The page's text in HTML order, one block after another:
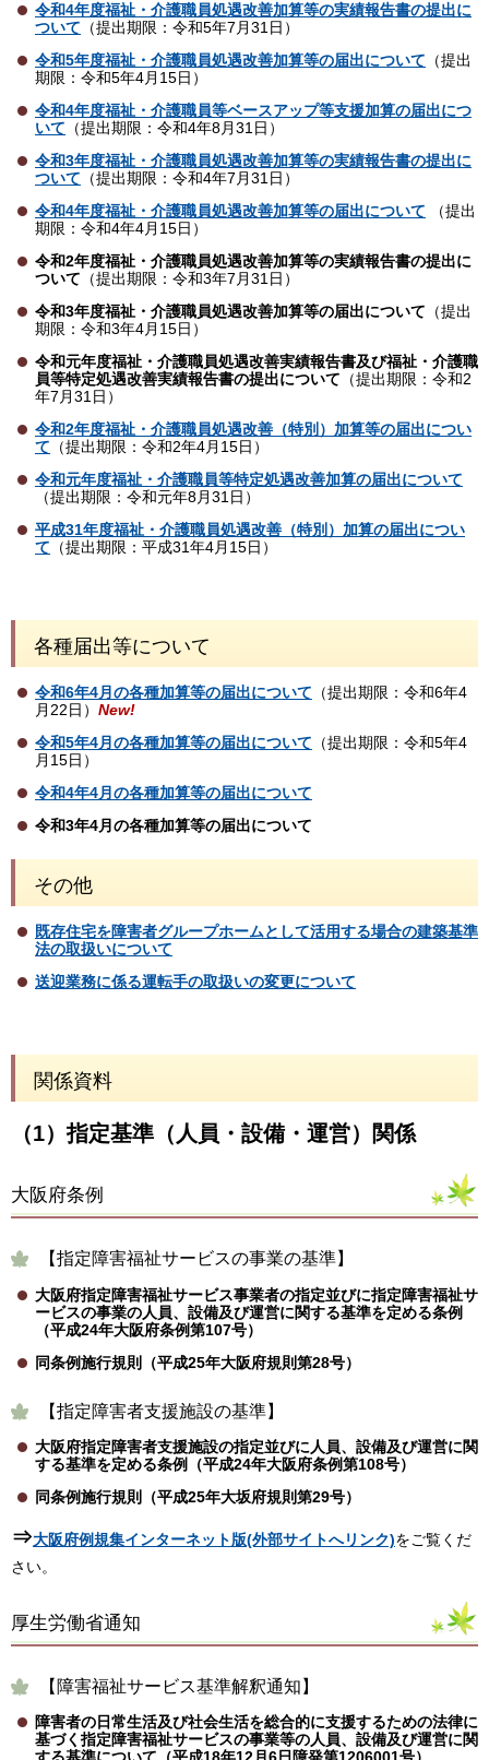
令和4年度福祉・介護職員処遇改善加算等の実績報告書の提出に
ついて （提出期限：令和5年7月31日）
令和5年度福祉・介護職員処遇改善加算等の届出について （提出
期限：令和5年4月15日）
令和4年度福祉・介護職員等ベースアップ等支援加算の届出につ
いて （提出期限：令和4年8月31日）
令和3年度福祉・介護職員処遇改善加算等の実績報告書の提出に
ついて （提出期限：令和4年7月31日）
令和4年度福祉・介護職員処遇改善加算等の届出について （提出
期限：令和4年4月15日）
令和2年度福祉・介護職員処遇改善加算等の実績報告書の提出に
ついて （提出期限：令和3年7月31日）
令和3年度福祉・介護職員処遇改善加算等の届出について （提出
期限：令和3年4月15日）
令和元年度福祉・介護職員処遇改善実績報告書及び福祉・介護職
員等特定処遇改善実績報告書の提出について （提出期限：令和2
年7月31日）
令和2年度福祉・介護職員処遇改善（特別）加算等の届出につい
て （提出期限：令和2年4月15日）
令和元年度福祉・介護職員等特定処遇改善加算の届出について
（提出期限：令和元年8月31日）
平成31年度福祉・介護職員処遇改善（特別）加算の届出につい
て （提出期限：平成31年4月15日）
各種届出等について
令和6年4月の各種加算等の届出について （提出期限：令和6年4
月22日） New!
令和5年4月の各種加算等の届出について （提出期限：令和5年4
月15日）
令和4年4月の各種加算等の届出について
令和3年4月の各種加算等の届出について
その他
既存住宅を障害者グループホームとして活用する場合の建築基準
法の取扱いについて
送迎業務に係る運転手の取扱いの変更について
関係資料
（1）指定基準（人員・設備・運営）関係
大阪府条例
【指定障害福祉サービスの事業の基準】
大阪府指定障害福祉サービス事業者の指定並びに指定障害福祉サ
ービスの事業の人員、設備及び運営に関する基準を定める条例
（平成24年大阪府条例第107号）
同条例施行規則（平成25年大阪府規則第28号）
【指定障害者支援施設の基準】
大阪府指定障害者支援施設の指定並びに人員、設備及び運営に関
する基準を定める条例（平成24年大阪府条例第108号）
同条例施行規則（平成25年大坂府規則第29号）
⇒大阪府例規集インターネット版(外部サイトへリンク)をご覧くだ
さい。
厚生労働省通知
【障害福祉サービス基準解釈通知】
障害者の日常生活及び社会生活を総合的に支援するための法律に
基づく指定障害福祉サービスの事業等の人員、設備及び運営に関